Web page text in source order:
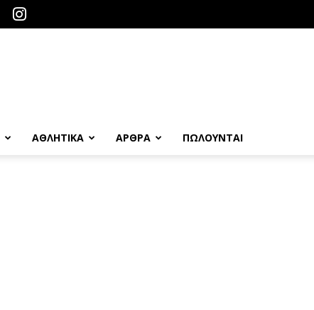
ΑΘΛΗΤΙΚΑ ΑΡΘΡΑ ΠΩΛΟΎΝΤΑΙ